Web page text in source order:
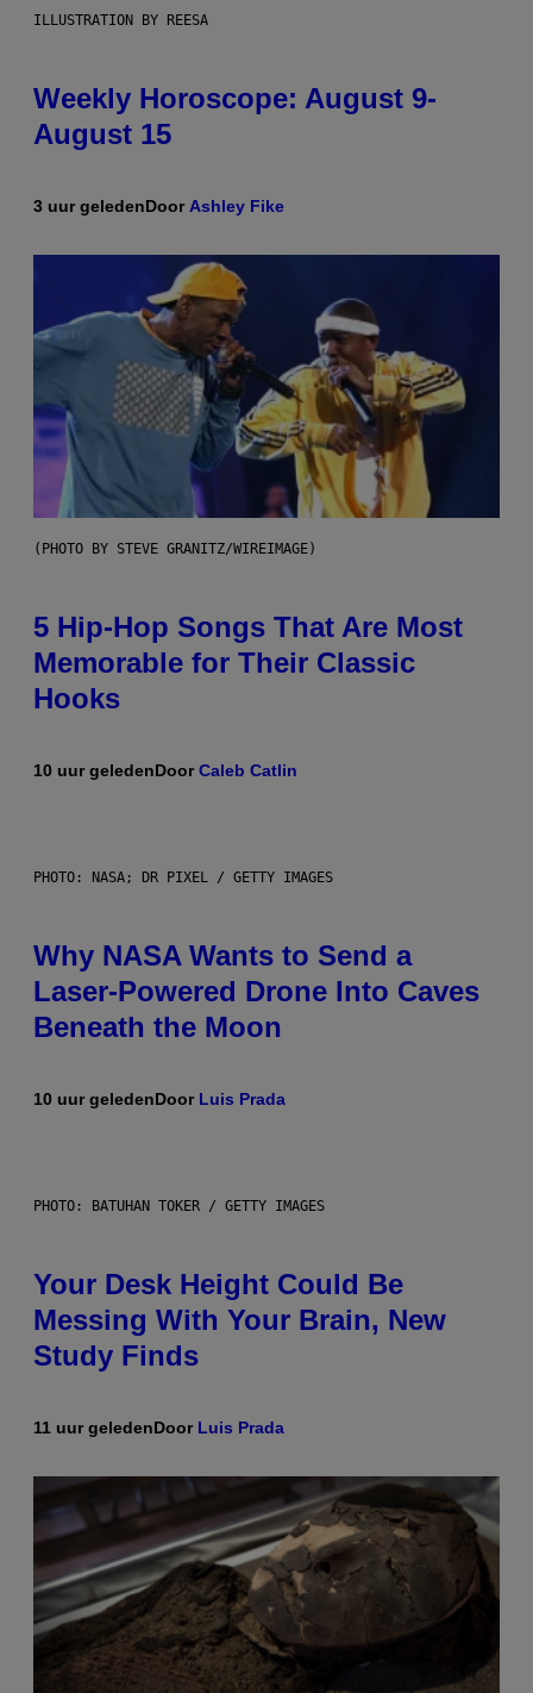
ILLUSTRATION BY REESA
Weekly Horoscope: August 9-
August 15
3 uur geledenDoor Ashley Fike
(PHOTO BY STEVE GRANITZ/WIREIMAGE)
5 Hip-Hop Songs That Are Most
Memorable for Their Classic
Hooks
10 uur geledenDoorCaleb Catlin
PHOTO: NASA; DR PIXEL / GETTY IMAGES
Why NASA Wants to Send a
Laser-Powered Drone Into Caves
Beneath the Moon
10 uur geledenDoor Luis Prada
PHOTO: BATUHAN TOKER / GETTY IMAGES
Your Desk Height Could Be
Messing With Your Brain, New
Study Finds
11 uur geledenDoor Luis Prada